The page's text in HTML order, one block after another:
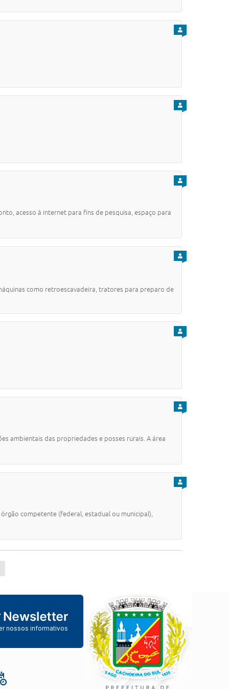
PARA CIDADÃO
PARA CIDADÃO
acesso à internet para fins de pesquisa, espaço para
PARA CIDADÃO
como retroescavadeira, tratores para preparo de
PARA CIDADÃO
PARA CIDADÃO
ambientais das propriedades e posses rurais. A área
PARA CIDADÃO
competente (federal, estadual ou municipal),
PARA CIDADÃO
nossos informativos